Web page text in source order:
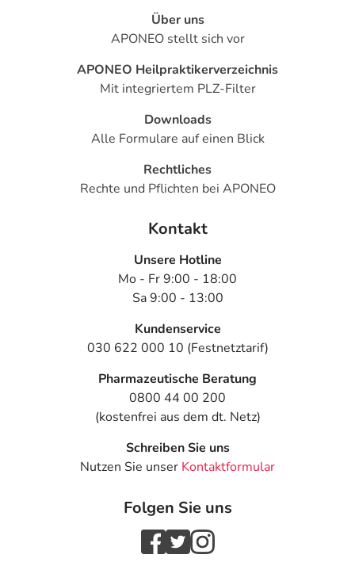
- Stimmungsschwankungen
- Persönlichkeitsveränderungen
- Selbstmordgedanken
- Missempfindungen, wie:
- Brennen auf der Haut
- Verminderte Berührungsempfindlichkeit
- Bewegungsstarre des ganzen Körpers
- Kurzzeitige Bewusstlosigkeit, die nur wenige Sekunden
bis Minuten dauert
- Verschwommenes Sehen
- Ausfälle im Gesichtsfeld des Auges
- Eingeschränkte Bildung von Tränenflüssigkeit (wichtig
- Augenschwellungen
Über uns
APONEO stellt sich vor
APONEO Heilpraktikerverzeichnis
Mit integriertem PLZ-Filter
Downloads
Alle Formulare auf einen Blick
Rechtliches
Rechte und Pflichten bei APONEO
Kontakt
Unsere Hotline
Mo - Fr 9:00 - 18:00
Sa 9:00 - 13:00
Kundenservice
030 622 000 10 (Festnetztarif)
Pharmazeutische Beratung
0800 44 00 200
(kostenfrei aus dem dt. Netz)
Schreiben Sie uns
Nutzen Sie unser Kontaktformular
Folgen Sie uns